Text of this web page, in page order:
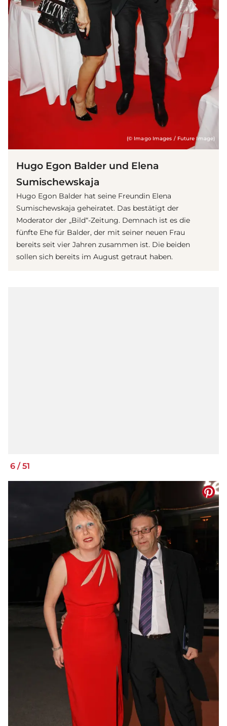
(© Imago Images / Future Image)
Hugo Egon Balder und Elena
Sumischewskaja
Hugo Egon Balder hat seine Freundin Elena
Sumischewskaja geheiratet. Das bestätigt der
Moderator der „Bild“-Zeitung. Demnach ist es die
fünfte Ehe für Balder, der mit seiner neuen Frau
bereits seit vier Jahren zusammen ist. Die beiden
sollen sich bereits im August getraut haben.
6 /51